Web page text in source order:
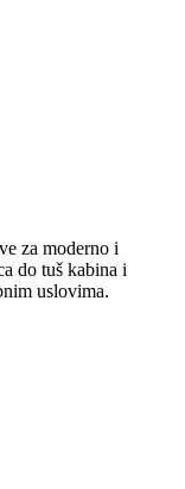
za moderno i
do tuš kabina i
uslovima.